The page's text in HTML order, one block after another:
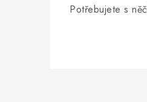
Potřebujete s